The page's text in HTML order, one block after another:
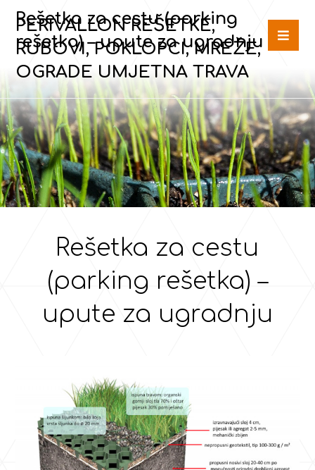
PERIVALLON REŠETKE,
RUBOVI, POKLOPCI, MREŽE,
OGRADE UMJETNA TRAVA
Rešetka za cestu (parking
rešetka) – upute za ugradnju
Rešetka za cestu
(parking rešetka) –
upute za ugradnju